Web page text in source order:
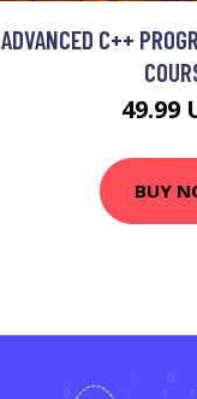
ADVANCED C++
49.99
BUY